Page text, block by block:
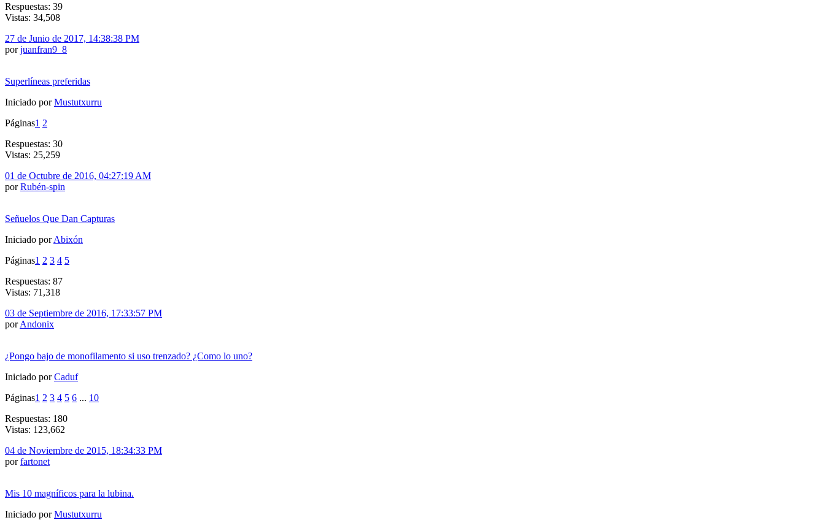
Respuestas: 39
Vistas: 34,508
27 de Junio de 2017, 14:38:38 PM
porjuanfran9_8
Superlíneas preferidas
Iniciado porMustutxurru
Páginas1 2
Respuestas: 30
Vistas: 25,259
01 de Octubre de 2016, 04:27:19 AM
porRubén-spin
Señuelos Que Dan Capturas
Iniciado porAbixón
Páginas1 2 3 4 5
Respuestas: 87
Vistas: 71,318
03 de Septiembre de 2016, 17:33:57 PM
porAndonix
¿Pongo bajo de monofilamento si uso trenzado? ¿Como lo uno?
Iniciado porCaduf
Páginas1 2 3 4 5 6 ... 10
Respuestas: 180
Vistas: 123,662
04 de Noviembre de 2015, 18:34:33 PM
porfartonet
Mis 10 magníficos para la lubina.
Iniciado porMustutxurru